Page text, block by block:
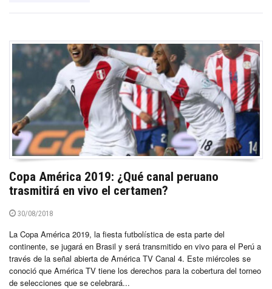
Copa América 2019: ¿Qué canal peruano
trasmitirá en vivo el certamen?
30/08/2018
La Copa América 2019, la fiesta futbolística de esta parte del
continente, se jugará en Brasil y será transmitido en vivo para el Perú a
través de la señal abierta de América TV Canal 4. Este miércoles se
conoció que América TV tiene los derechos para la cobertura del torneo
de selecciones que se celebrará...